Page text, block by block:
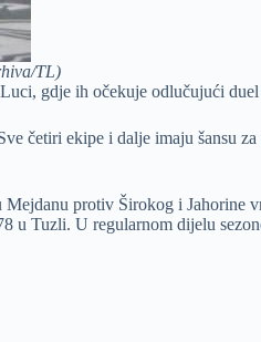
TL)
gdje ih očekuje odlučujući
četiri ekipe i dalje imaju šansu
protiv Širokog i Jahorine
u Tuzli. U regularnom dijelu